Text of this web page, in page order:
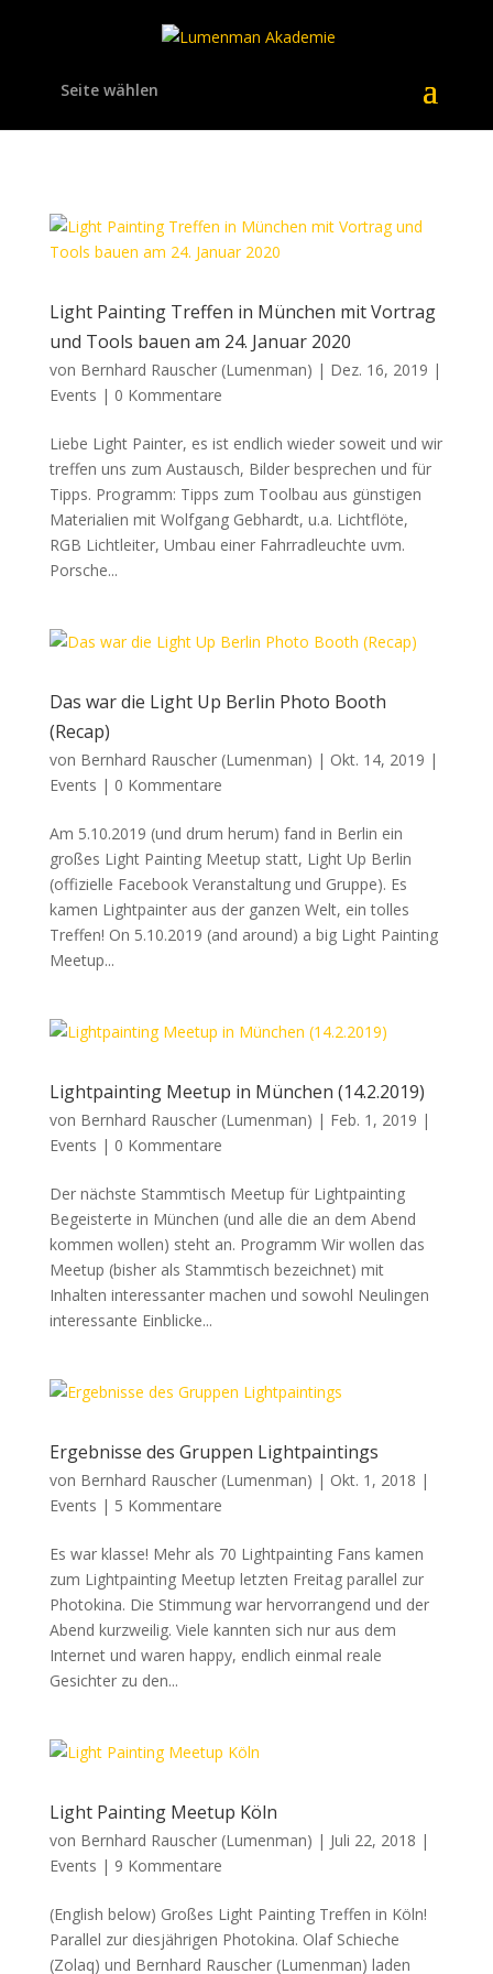
Seite wählen
Light Painting Treffen in München mit Vortrag
und Tools bauen am 24. Januar 2020
von Bernhard Rauscher (Lumenman) | Dez. 16, 2019 |
Events | 0 Kommentare
Liebe Light Painter, es ist endlich wieder soweit und wir
treffen uns zum Austausch, Bilder besprechen und für
Tipps. Programm: Tipps zum Toolbau aus günstigen
Materialien mit Wolfgang Gebhardt, u.a. Lichtflöte,
RGB Lichtleiter, Umbau einer Fahrradleuchte uvm.
Porsche...
Das war die Light Up Berlin Photo Booth
(Recap)
von Bernhard Rauscher (Lumenman) | Okt. 14, 2019 |
Events | 0 Kommentare
Am 5.10.2019 (und drum herum) fand in Berlin ein
großes Light Painting Meetup statt, Light Up Berlin
(offizielle Facebook Veranstaltung und Gruppe). Es
kamen Lightpainter aus der ganzen Welt, ein tolles
Treffen! On 5.10.2019 (and around) a big Light Painting
Meetup...
Lightpainting Meetup in München (14.2.2019)
von Bernhard Rauscher (Lumenman) | Feb. 1, 2019 |
Events | 0 Kommentare
Der nächste Stammtisch Meetup für Lightpainting
Begeisterte in München (und alle die an dem Abend
kommen wollen) steht an. Programm Wir wollen das
Meetup (bisher als Stammtisch bezeichnet) mit
Inhalten interessanter machen und sowohl Neulingen
interessante Einblicke...
Ergebnisse des Gruppen Lightpaintings
von Bernhard Rauscher (Lumenman) | Okt. 1, 2018 |
Events | 5 Kommentare
Es war klasse! Mehr als 70 Lightpainting Fans kamen
zum Lightpainting Meetup letzten Freitag parallel zur
Photokina. Die Stimmung war hervorrangend und der
Abend kurzweilig. Viele kannten sich nur aus dem
Internet und waren happy, endlich einmal reale
Gesichter zu den...
Light Painting Meetup Köln
von Bernhard Rauscher (Lumenman) | Juli 22, 2018 |
Events | 9 Kommentare
(English below) Großes Light Painting Treffen in Köln!
Parallel zur diesjährigen Photokina. Olaf Schieche
(Zolaq) und Bernhard Rauscher (Lumenman) laden